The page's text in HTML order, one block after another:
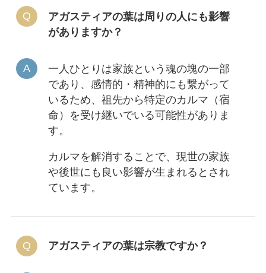
アガスティアの葉は周りの人にも影響
がありますか？
一人ひとりは家族という魂の塊の一部
であり、感情的・精神的にも繋がって
いるため、祖先から特定のカルマ（宿
命）を受け継いでいる可能性がありま
す。
カルマを解消することで、現世の家族
や後世にも良い影響が生まれるとされ
ています。
アガスティアの葉は宗教ですか？